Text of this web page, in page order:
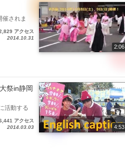
されま
アクセス
2014.10.31
2:06
祭in静岡
活動する
アクセス
2014.03.03
4:53